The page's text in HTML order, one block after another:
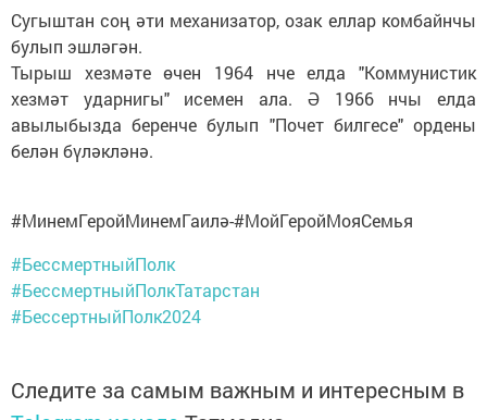
Сугыштан соң әти механизатор, озак еллар комбайнчы
булып эшләгән.
Тырыш хезмәте өчен 1964 нче елда "Коммунистик
хезмәт ударнигы" исемен ала. Ә 1966 нчы елда
авылыбызда беренче булып "Почет билгесе" ордены
белән бүләкләнә.
#МинемГеройМинемГаилә-#МойГеройМояСемья
#БессмертныйПолк
#БессмертныйПолкТатарстан
#БессертныйПолк2024
Следите за самым важным и интересным в